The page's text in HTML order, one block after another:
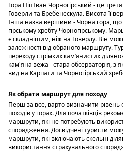
Гора Піп Іван Чорногірський - це
Говерли та Бребенескула. Висота її
Інша назва вершини - Чорна гора,
гірському хребту Чорногірському.
є складнішим, ніж на Говерлу. Він
залежності від обраного маршруту.
переходу стрімких камʼянистих
кам'яна вежа - стара обсерваторія, з
вид на Карпати та Чорногірський
Як обрати маршрут для походу
Перш за все, варто визначити рівень
походів у горах. Для початківців
маршрути, які не потребують
спорядження. Досвідчені туристи
маршрути, які включають скельні
використання страхувального